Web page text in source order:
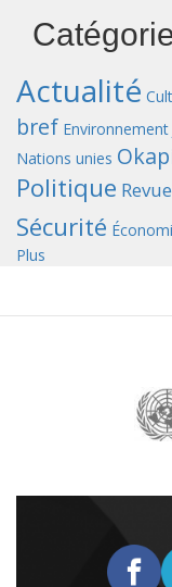
Actualité
bref Environnement
Nations unies
Politique
Sécurité
Plus